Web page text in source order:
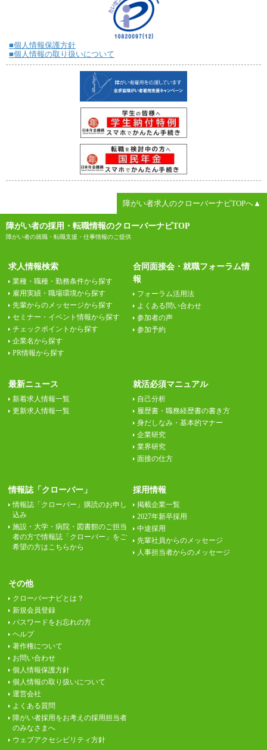
■個人情報保護方針
■個人情報の取り扱いについて
障がい者求人のクローバーナビTOPへ▲
障がい者の採用・転職情報のクローバーナビTOP
障がい者の就職・転職支援・仕事情報のご提供
求人情報検索
業種・職種・勤務条件から探す
雇用実績・職場環境から探す
先輩からのメッセージから探す
セミナー・イベント情報から探す
チェックポイントから探す
企業名から探す
PR情報から探す
合同面接会・就職フォーラム情
報
フォーラム活用法
よくある問い合わせ
参加者の声
参加予約
最新ニュース
新着求人情報一覧
更新求人情報一覧
就活必須マニュアル
自己分析
履歴書・職務経歴書の書き方
身だしなみ・基本的マナー
企業研究
業界研究
面接の仕方
情報誌「クローバー」
情報誌「クローバー」購読のお申し
込み
施設・大学・病院・図書館のご担当
者の方で情報誌「クローバー」をご
希望の方はこちらから
採用情報
掲載企業一覧
2027年新卒採用
中途採用
先輩社員からのメッセージ
人事担当者からのメッセージ
その他
クローバーナビとは？
新規会員登録
パスワードをお忘れの方
ヘルプ
著作権について
お問い合わせ
個人情報保護方針
個人情報の取り扱いについて
運営会社
よくある質問
障がい者採用をお考えの採用担当者
のみなさまへ
ウェブアクセシビリティ方針